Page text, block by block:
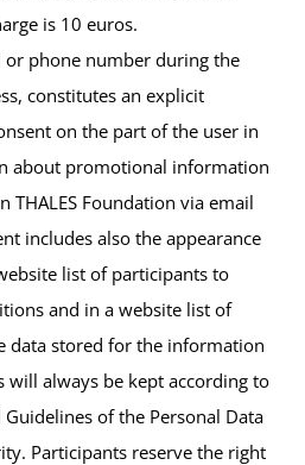
is 10 euros.
or phone number during the
constitutes an explicit
on the part of the user in
about promotional information
THALES Foundation via email
includes also the appearance
list of participants to
and in a website list of
data stored for the information
will always be kept according to
of the Personal Data
Participants reserve the right